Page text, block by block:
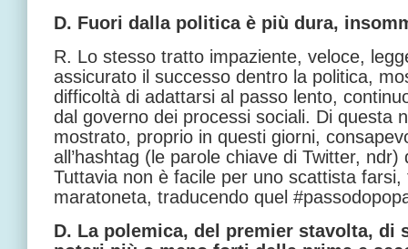
D. Fuori dalla politica è più dura,
R. Lo stesso tratto impaziente, veloce,
assicurato il successo dentro la politica,
difficoltà di adattarsi al passo lento,
dal governo dei processi sociali. Di questa
mostrato, proprio in questi giorni,
all’hashtag (le parole chiave di Twitter,
Tuttavia non è facile per uno scattista
maratoneta, traducendo quel
D. La polemica, del premier stavolta, di